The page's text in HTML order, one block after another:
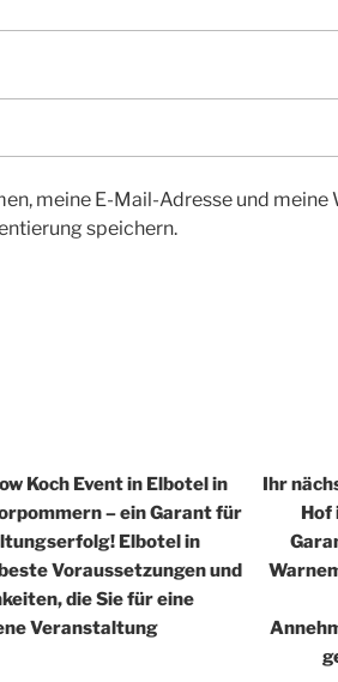
meine E-Mail-Adresse und
speichern.
Koch Event in Elbotel in
– ein Garant für
Elbotel in
Voraussetzungen und
die Sie für eine
Veranstaltung
Ihr
Hof